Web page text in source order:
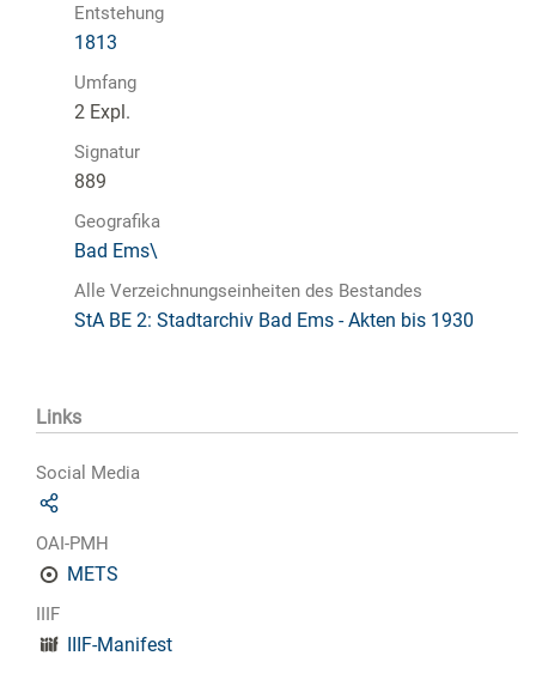
Entstehung
1813
Umfang
2 Expl.
Signatur
889
Geografika
Bad Ems\
Alle Verzeichnungseinheiten des Bestandes
StA BE 2: Stadtarchiv Bad Ems - Akten bis 1930
Links
Social Media
OAI-PMH
METS
IIIF
IIIF-Manifest